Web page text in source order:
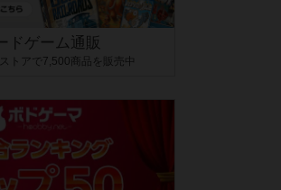
ドゲーム通販
ストアで7,500商品を販売中